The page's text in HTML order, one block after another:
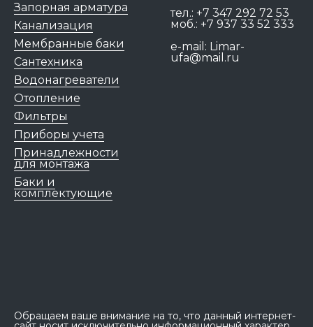
Запорная арматура
Канализация
Мембранные баки
Сантехника
Водонагреватели
Отопление
Фильтры
Приборы учета
Принадлежности
для монтажа
Баки и
комплектующие
тел.: +7 347 292 72 53
моб.: +7 937 33 52 333
e-mail: Limar-
ufa@mail.ru
Обращаем ваше внимание на то, что данный интернет-